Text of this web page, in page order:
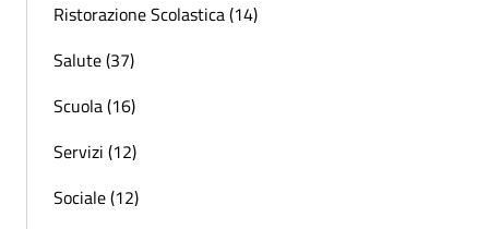
Ristorazione Scolastica (14)
Salute (37)
Scuola (16)
Servizi (12)
Sociale (12)